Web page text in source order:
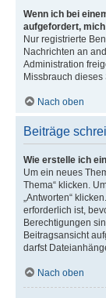
Wenn ich bei
aufgefordert,
Nur registrierte
Nachrichten an
Administration
Missbrauch
Nach oben
Beiträge
Wie erstelle ich
Um ein neues
Thema“ klicken.
„Antworten“
erforderlich ist,
Berechtigungen
Beitragsansicht
darfst
Nach oben